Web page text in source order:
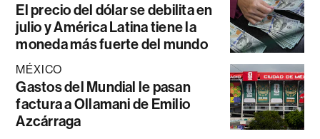
El precio del dólar se debilita en
julio y América Latina tiene la
moneda más fuerte del mundo
MÉXICO
Gastos del Mundial le pasan
factura a Ollamani de Emilio
Azcárraga